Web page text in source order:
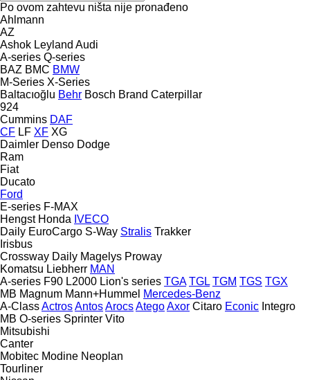
Po ovom zahtevu ništa nije pronađeno
Ahlmann
AZ
Ashok Leyland Audi
A-series Q-series
BAZ BMC BMW
M-Series X-Series
Baltacıoğlu Behr Bosch Brand Caterpillar
924
Cummins DAF
CF LF XF XG
Daimler Denso Dodge
Ram
Fiat
Ducato
Ford
E-series F-MAX
Hengst Honda IVECO
Daily EuroCargo S-Way Stralis Trakker
Irisbus
Crossway Daily Magelys Proway
Komatsu Liebherr MAN
A-series F90 L2000 Lion's series TGA TGL TGM TGS TGX
MB Magnum Mann+Hummel Mercedes-Benz
A-ClassActrosAntosArocsAtegoAxor Citaro Econic Integro
MB O-series Sprinter Vito
Mitsubishi
Canter
Mobitec Modine Neoplan
Tourliner